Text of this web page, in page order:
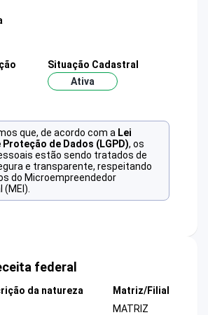
Situação Cadastral
Ativa
que, de acordo com a Lei
Proteção de Dados (LGPD), os
estão sendo tratados de
e transparente, respeitando
do Microempreendedor
(MEI).
federal
da natureza
Matriz/Filial
MATRIZ